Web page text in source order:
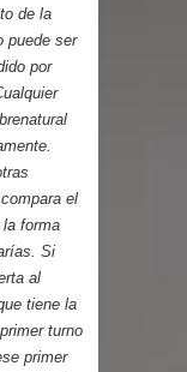
de la
puede ser
por
el
forma
Si
al
tiene la
turno
primer